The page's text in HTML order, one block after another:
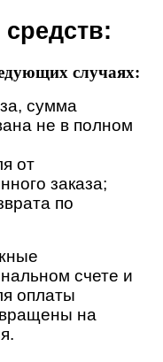
случаях:
сумма
не в полном
от
заказа;
по
счете и
оплаты
на